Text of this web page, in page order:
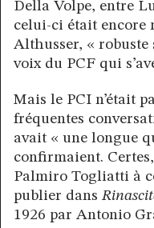
Della Volpe, entre
celui-ci était encore
Althusser, « robuste
voix du PCF qui
Mais le PCI n’était
fréquentes
avait « une longue
confirmaient.
Palmiro Togliatti à
publier dans
1926 par Antonio